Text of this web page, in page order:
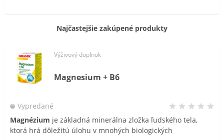
Najčastejšie zakúpené produkty
Výživový doplnok
Magnesium + B6
Vypredané
Magnézium je základná minerálna zložka ľudského tela,
ktorá hrá dôležitú úlohu v mnohých biologických